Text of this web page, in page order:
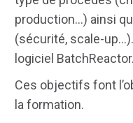
production...) ainsi
(sécurité, scale-
logiciel BatchReactor.
Ces objectifs font
la formation.